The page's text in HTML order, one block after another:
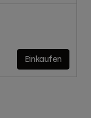
Einkaufen